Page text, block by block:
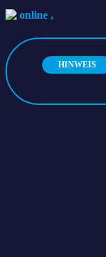
online ,
HINWEIS